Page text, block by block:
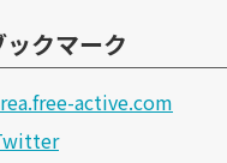
ックマーク
active.com